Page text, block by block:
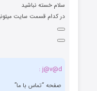
سلام خسته نباشید
در کدام قسمت سایت میتونیم
j@v@d :
صفحه “تماس با ما”